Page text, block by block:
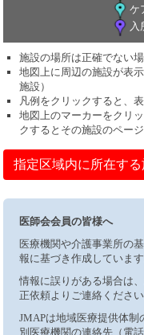
ケ
入
施設の場所は正確でない場
地図上に周辺の施設が表
施設）
凡例をクリックすると、
地図上のマーカーをクリ
クするとその施設のペー
指定区域内に所在す
医師会会員の皆様へ
医療機関や介護事業所の
報に基づき作成しています
情報に誤りがある場合は
正依頼よりご連絡ください
JMAPは地域医療提供体
別医療機関の連絡先（電